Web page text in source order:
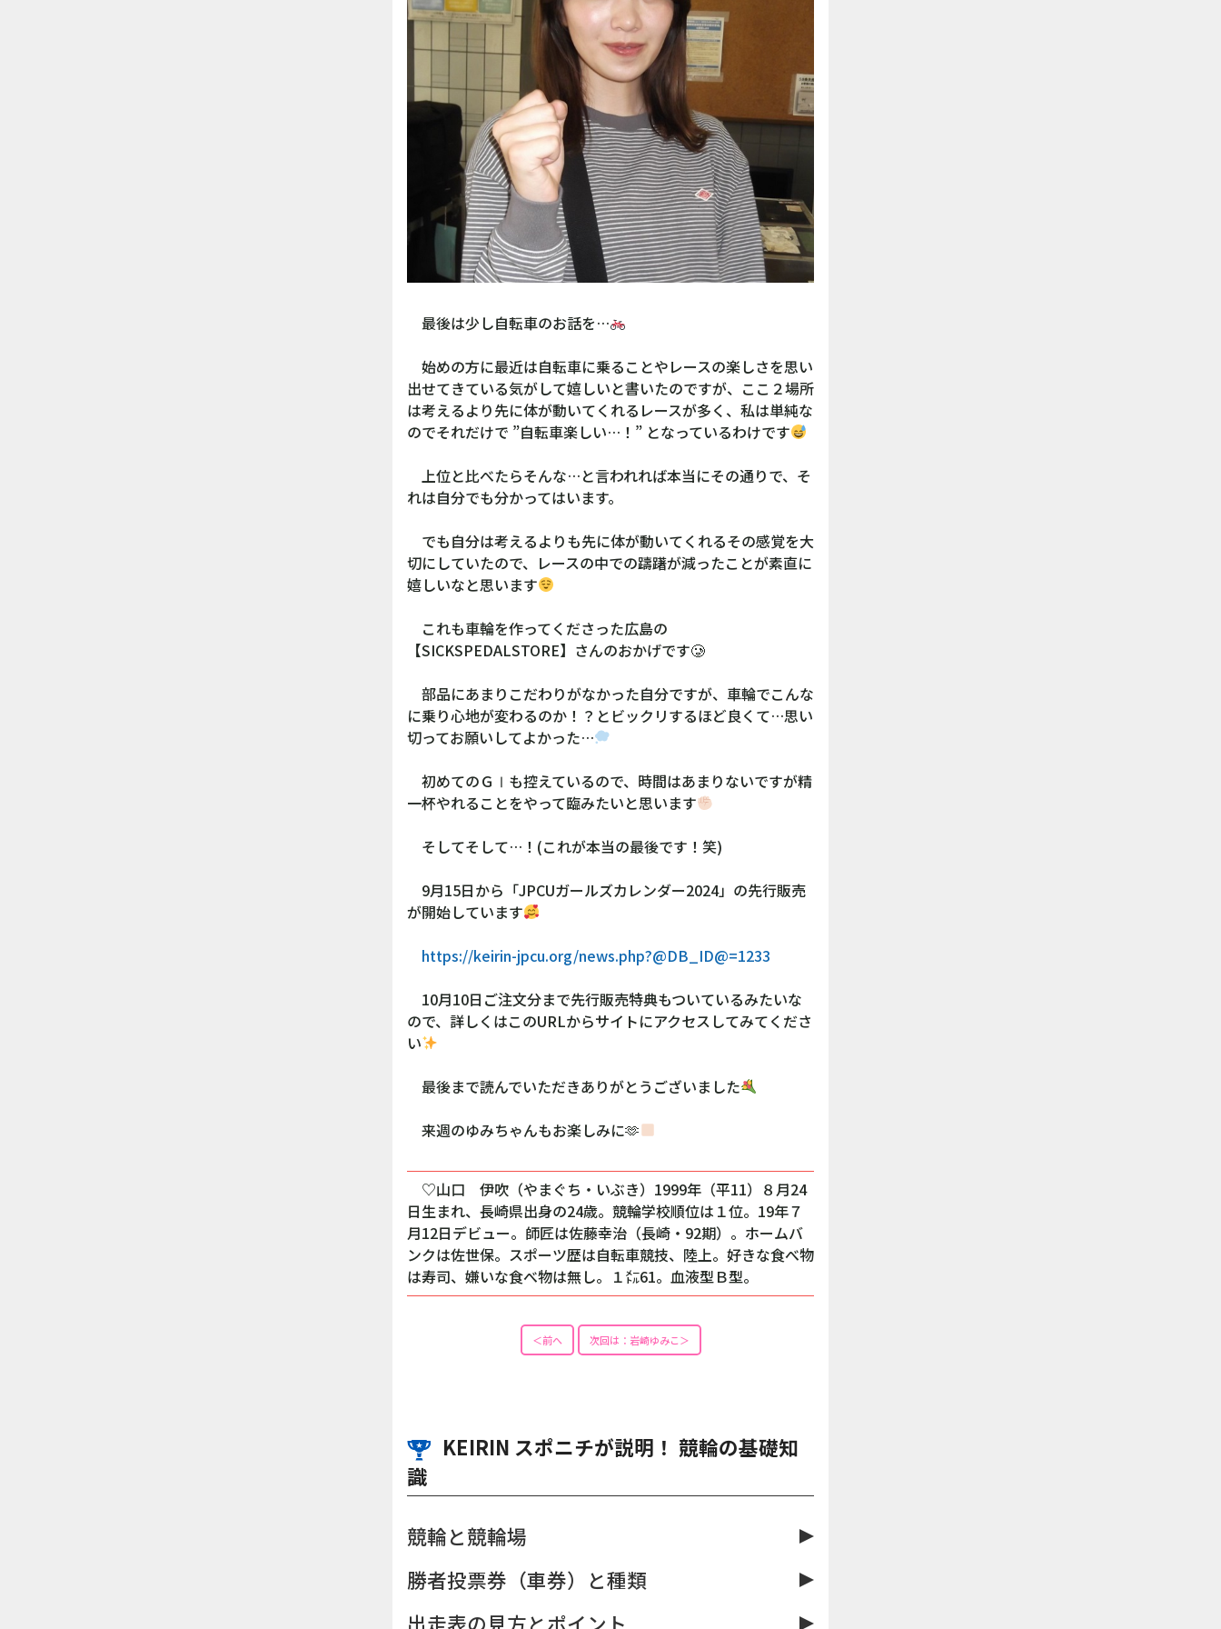
最後は少し自転車のお話を…
始めの方に最近は自転車に乗ることやレースの楽しさを思い
出せてきている気がして嬉しいと書いたのですが、ここ２場所
は考えるより先に体が動いてくれるレースが多く、私は単純な
のでそれだけで ”自転車楽しい…！” となっているわけです
上位と比べたらそんな…と言われれば本当にその通りで、そ
れは自分でも分かってはいます。
でも自分は考えるよりも先に体が動いてくれるその感覚を大
切にしていたので、レースの中での躊躇が減ったことが素直に
嬉しいなと思います
これも車輪を作ってくださった広島の
【SICKSPEDALSTORE】さんのおかげです🥲
部品にあまりこだわりがなかった自分ですが、車輪でこんな
に乗り心地が変わるのか！？とビックリするほど良くて…思い
切ってお願いしてよかった…
初めてのＧⅠも控えているので、時間はあまりないですが精
一杯やれることをやって臨みたいと思います
そしてそして…！(これが本当の最後です！笑)
9月15日から「JPCUガールズカレンダー2024」の先行販売
が開始しています
https://keirin-jpcu.org/news.php?@DB_ID@=1233
10月10日ご注文分まで先行販売特典もついているみたいな
ので、詳しくはこのURLからサイトにアクセスしてみてくださ
い
最後まで読んでいただきありがとうございました
来週のゆみちゃんもお楽しみに🫶
♡山口 伊吹（やまぐち・いぶき）1999年（平11）８月24
日生まれ、長崎県出身の24歳。競輪学校順位は１位。19年７
月12日デビュー。師匠は佐藤幸治（長崎・92期）。ホームバ
ンクは佐世保。スポーツ歴は自転車競技、陸上。好きな食べ物
は寿司、嫌いな食べ物は無し。１㍍61。血液型Ｂ型。
＜前へ 次回は：岩崎ゆみこ＞
KEIRIN スポニチが説明！ 競輪の基礎知
識
競輪と競輪場
勝者投票券（車券）と種類
出走表の見方とポイント